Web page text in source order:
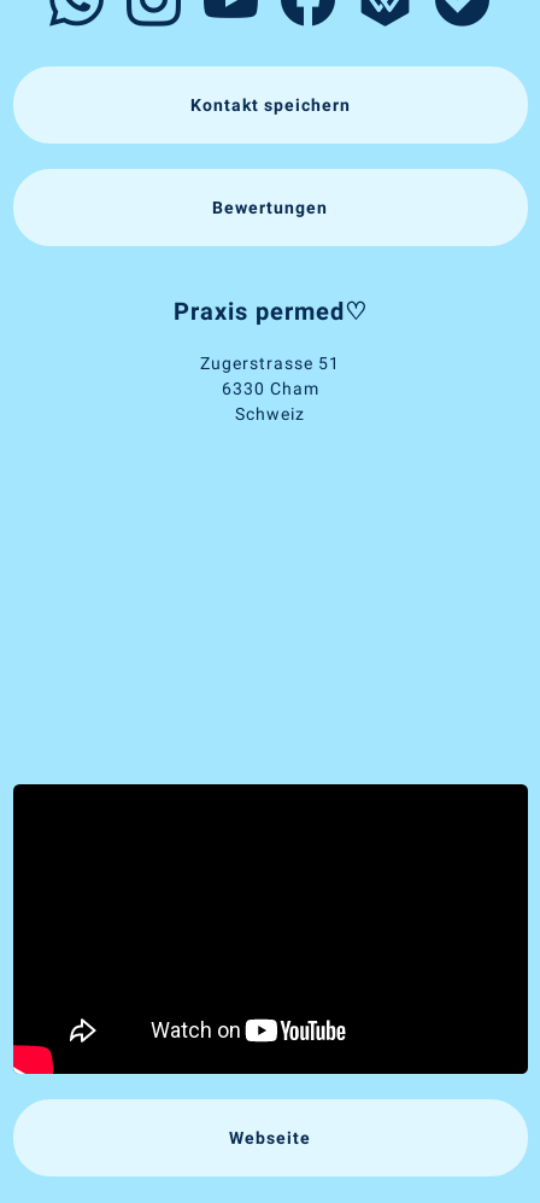
Kontakt speichern
Bewertungen
Praxis permed♡
Zugerstrasse 51
6330 Cham
Schweiz
Webseite